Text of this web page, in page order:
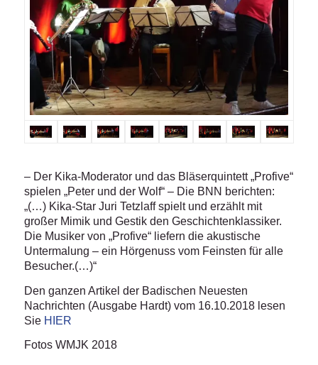
– Der Kika-Moderator und das Bläserquintett „Profive“
spielen „Peter und der Wolf“ – Die BNN berichten:
„(…) Kika-Star Juri Tetzlaff spielt und erzählt mit
großer Mimik und Gestik den Geschichtenklassiker.
Die Musiker von „Profive“ liefern die akustische
Untermalung – ein Hörgenuss vom Feinsten für alle
Besucher.(…)“
Den ganzen Artikel der Badischen Neuesten
Nachrichten (Ausgabe Hardt) vom 16.10.2018 lesen
Sie HIER
Fotos WMJK 2018